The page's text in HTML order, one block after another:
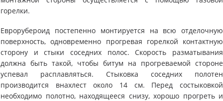
горелки.
Еврорубероид постепенно монтируется на всю отделочную
поверхность, одновременно прогревая горелкой контактную
сторону и стыки соседних полос. Скорость разматывания
должна быть такой, чтобы битум на прогреваемой стороне
успевал расплавляться. Стыковка соседних полотен
производится внахлест около 14 см. Перед состыковкой
необходимо полотно, находящееся снизу, хорошо прогреть и